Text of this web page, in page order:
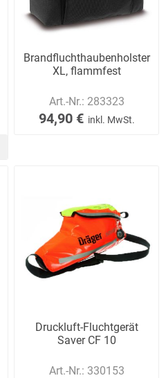
Brandfluchthaubenholster
XL, flammfest
Art.-Nr.: 283323
94,90 € inkl. MwSt.
Druckluft-Fluchtgerät
Saver CF 10
Art.-Nr.: 330153